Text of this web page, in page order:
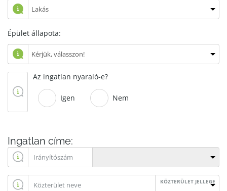
Épület állapota:
Az ingatlan nyaraló-e?
Igen Nem
Ingatlan címe:
KÖZTERÜLET JELLEGE